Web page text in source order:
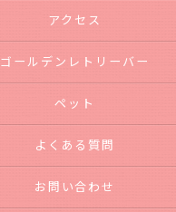
アクセス
ゴールデンレトリーバー
ペット
よくある質問
お問い合わせ